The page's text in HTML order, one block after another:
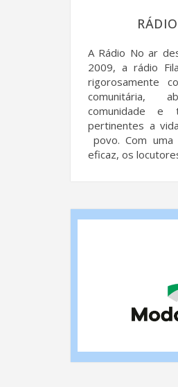
A Rádio No ar
2009, a rádio
rigorosamente
comunitária,
comunidade e
pertinentes a
povo. Com
eficaz, os